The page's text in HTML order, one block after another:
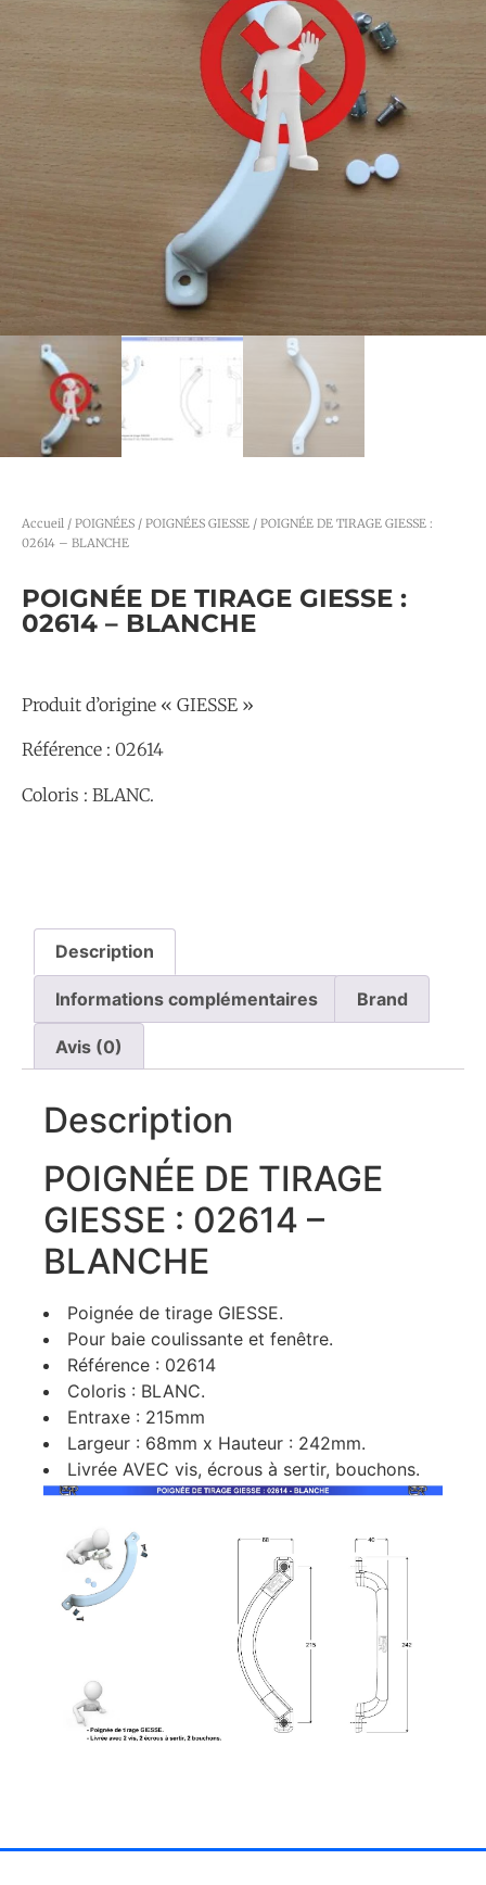
Accueil / POIGNÉES / POIGNÉES GIESSE / POIGNÉE DE TIRAGE GIESSE :
02614 – BLANCHE
POIGNÉE DE TIRAGE GIESSE :
02614 – BLANCHE
Produit d’origine « GIESSE »
Référence : 02614
Coloris : BLANC.
Description
Informations complémentaires Brand
Avis (0)
Description
POIGNÉE DE TIRAGE
GIESSE : 02614 –
BLANCHE
Poignée de tirage GIESSE.
Pour baie coulissante et fenêtre.
Référence : 02614
Coloris : BLANC.
Entraxe : 215mm
Largeur : 68mm x Hauteur : 242mm.
Livrée AVEC vis, écrous à sertir, bouchons.